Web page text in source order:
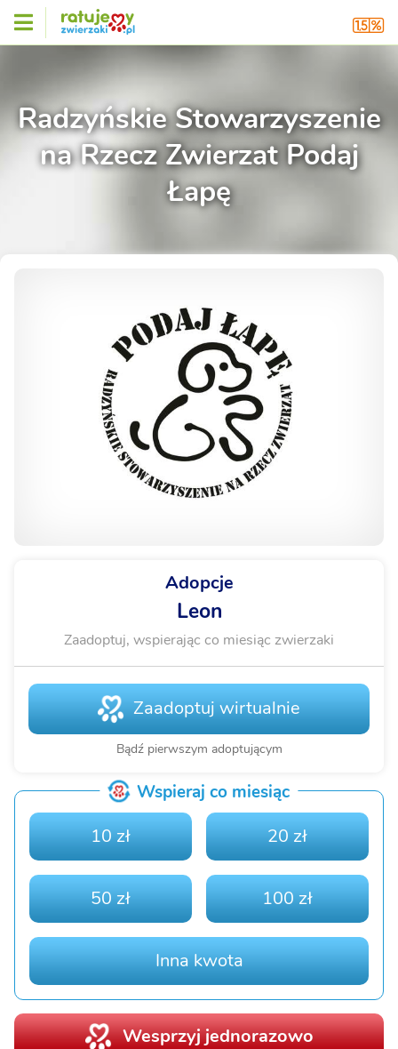
Radzyńskie Stowarzyszenie
na Rzecz Zwierzat Podaj
Łapę
Adopcje
Leon
Zaadoptuj, wspierając co miesiąc zwierzaki
Zaadoptuj wirtualnie
Bądź pierwszym adoptującym
Wspieraj co miesiąc
10 zł 20 zł
50 zł 100 zł
Inna kwota
Wesprzyj jednorazowo